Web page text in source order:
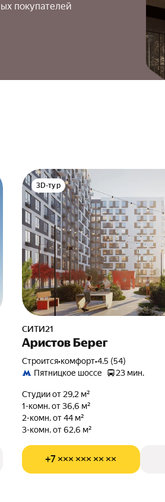
покупателей
3D-тур
СИТИ21
Аристов Берег
Строится•комфорт•4.5 (54)
Пятницкое шоссе
23 мин.
Студии от 29,2 м²
1-комн. от 36,6 м²
2-комн. от 44 м²
3-комн. от 62,6 м²
+7 ××× ××× ×× ××